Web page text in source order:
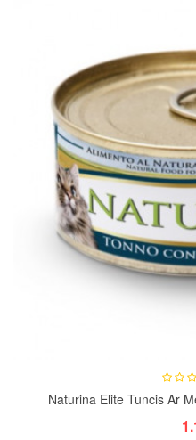
Naturina Elite Tuncis Ar